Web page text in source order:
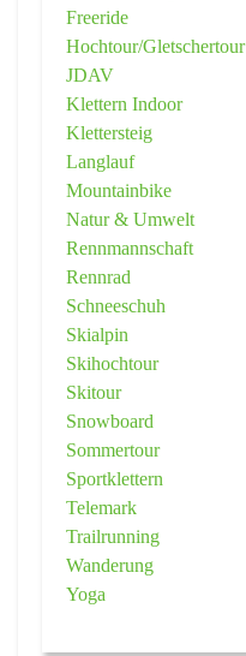
Freeride
Hochtour/Gletschertour
JDAV
Klettern Indoor
Klettersteig
Langlauf
Mountainbike
Natur & Umwelt
Rennmannschaft
Rennrad
Schneeschuh
Skialpin
Skihochtour
Skitour
Snowboard
Sommertour
Sportklettern
Telemark
Trailrunning
Wanderung
Yoga